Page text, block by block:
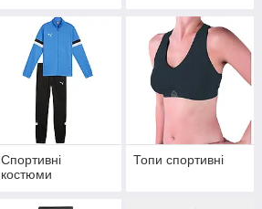
Спортивні
костюми
Топи спортивні